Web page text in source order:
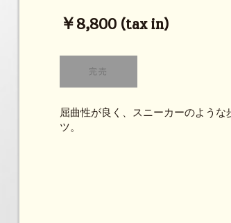
￥8,800 (tax in)
屈曲性が良く、スニーカーのよう
ツ。